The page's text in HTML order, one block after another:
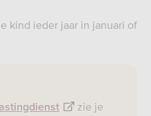
kind ieder jaar in januari of
zie je